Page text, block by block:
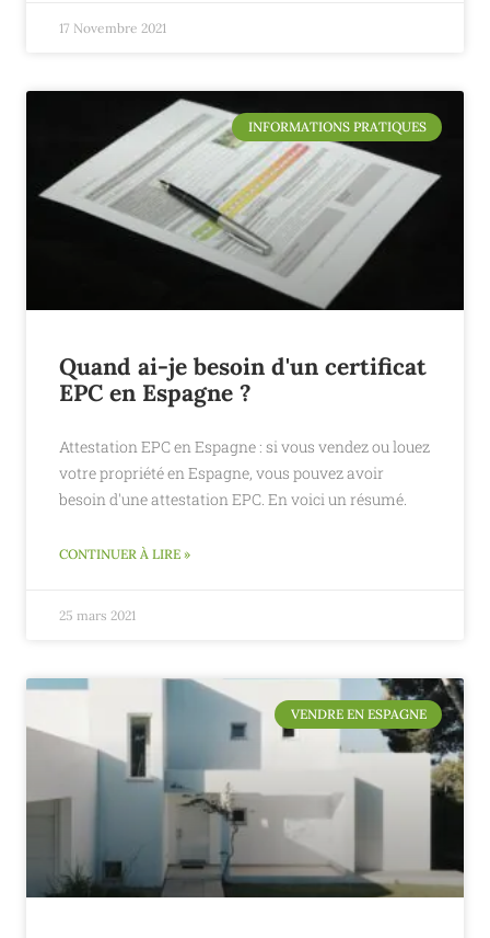
17 Novembre 2021
INFORMATIONS PRATIQUES
Quand ai-je besoin d'un certificat
EPC en Espagne ?
Attestation EPC en Espagne : si vous vendez ou louez
votre propriété en Espagne, vous pouvez avoir
besoin d'une attestation EPC. En voici un résumé.
CONTINUER À LIRE »
25 mars 2021
VENDRE EN ESPAGNE